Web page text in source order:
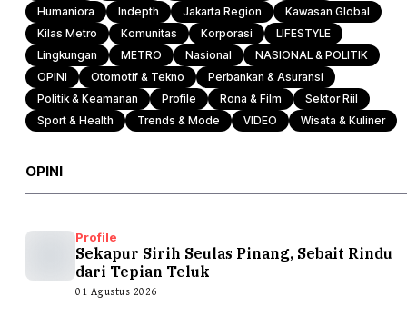
Humaniora
Indepth Jakarta Region
Kawasan Global
Kilas Metro
Komunitas Korporasi
LIFESTYLE
Lingkungan
METRO Nasional
NASIONAL & POLITIK
OPINI
Otomotif & Tekno
Perbankan & Asuransi
Politik & Keamanan
Profile Rona & Film
Sektor Riil
Sport & Health
Trends & Mode VIDEO Wisata & Kuliner
OPINI
Profile
Sekapur Sirih Seulas Pinang, Sebait Rindu
dari Tepian Teluk
01 Agustus 2026